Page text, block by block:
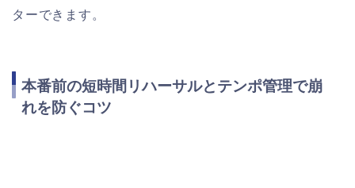
ターできます。
本番前の短時間リハーサルとテンポ管理で崩
れを防ぐコツ